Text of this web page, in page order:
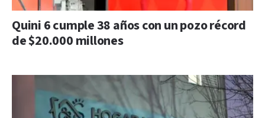
Quini 6 cumple 38 años con un pozo récord
de $20.000 millones